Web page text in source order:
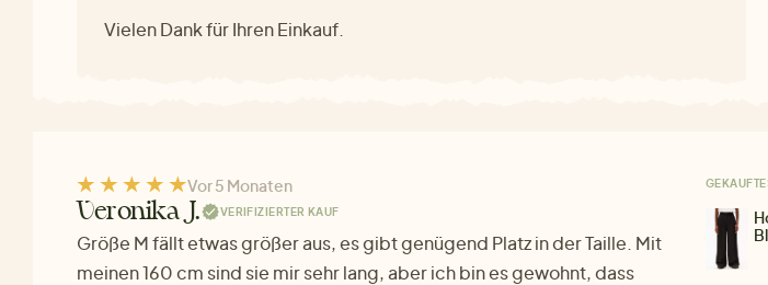
Vielen Dank für Ihren Einkauf.
Vor 5 Monaten
Veronika J. VERIFIZIERTER KAUF
Größe M fällt etwas größer aus, es gibt genügend Platz in der Taille. Mit
meinen 160 cm sind sie mir sehr lang, aber ich bin es gewohnt, dass